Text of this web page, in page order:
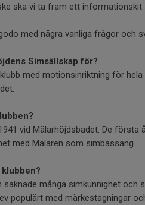
ska vi ta fram ett
med några vanliga frågor och
Simsällskap för?
med motionsinriktning för
vid Mälarhöjdsbadet. De första
med Mälaren som simbassäng.
saknade många simkunnighet och
populärt med märkestagningar